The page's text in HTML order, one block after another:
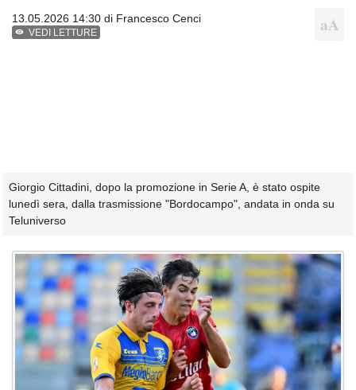
13.05.2026 14:30 di Francesco Cenci
VEDI LETTURE
Giorgio Cittadini, dopo la promozione in Serie A, è stato ospite
lunedì sera, dalla trasmissione "Bordocampo", andata in onda su
Teluniverso